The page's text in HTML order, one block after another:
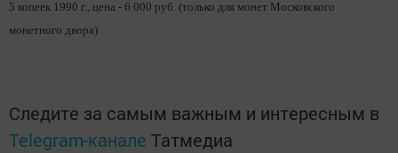
5 копеек 1990 г., цена - 6 000 руб. (только для монет Московского
монетного двора)
Следите за самым важным и интересным в
Telegram-канале Татмедиа